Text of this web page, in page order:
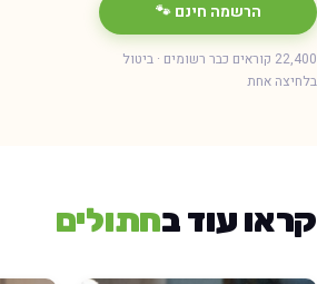
הרשמה חינם 🐾
22,400 קוראים כבר רשומים · ביטול
בלחיצה אחת
קראו עוד בחתולים